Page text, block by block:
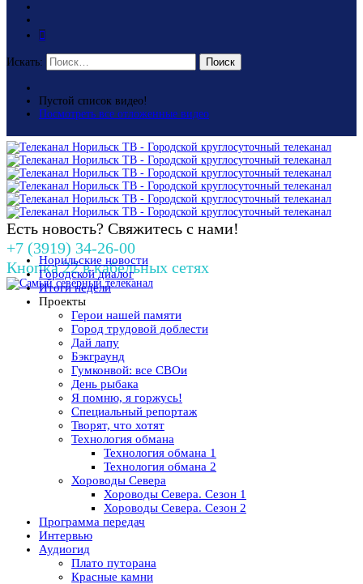
Искать: Поиск
Пустой список видео!
Посмотреть все отложенные видео
Есть новость? Свяжитесь с нами!
+7 (3919) 34-26-00
Кнопка 22 в кабельных сетях
Норильские новости
Городской диалог
Итоги недели
Проекты
Герои нашей памяти
Город трудовой доблести
Дай лапу
Бэкграунд
Гумконвой: все СВОи
День рыбака
Я помню, я горжусь!
Специальный репортаж
Творят, что хотят
Технология обмана
Технология обмана 1
Технология обмана 2
Хороводы Севера
Хороводы Севера. Сезон 1
Хороводы Севера. Сезон 2
Программа передач
Интервью
Аудиогид
Плато путорана
Красные камни